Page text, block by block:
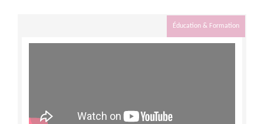
Éducation & Formation